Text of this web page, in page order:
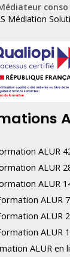
conso
Médiation
ALUR
ALUR
ALUR
ALUR
ALUR
ALUR
ALUR en